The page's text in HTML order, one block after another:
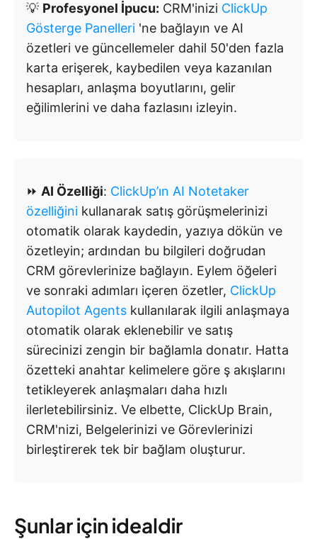
💡 Profesyonel İpucu: CRM'inizi ClickUp
Gösterge Panelleri 'ne bağlayın ve AI
özetleri ve güncellemeler dahil 50'den fazla
karta erişerek, kaybedilen veya kazanılan
hesapları, anlaşma boyutlarını, gelir
eğilimlerini ve daha fazlasını izleyin.
⏩ AI Özelliği: ClickUp’ın AI Notetaker
özelliğini kullanarak satış görüşmelerinizi
otomatik olarak kaydedin, yazıya dökün ve
özetleyin; ardından bu bilgileri doğrudan
CRM görevlerinize bağlayın. Eylem öğeleri
ve sonraki adımları içeren özetler, ClickUp
Autopilot Agents kullanılarak ilgili anlaşmaya
otomatik olarak eklenebilir ve satış
sürecinizi zengin bir bağlamla donatır. Hatta
özetteki anahtar kelimelere göre ş akışlarını
tetikleyerek anlaşmaları daha hızlı
ilerletebilirsiniz. Ve elbette, ClickUp Brain,
CRM'nizi, Belgelerinizi ve Görevlerinizi
birleştirerek tek bir bağlam oluşturur.
Şunlar için idealdir